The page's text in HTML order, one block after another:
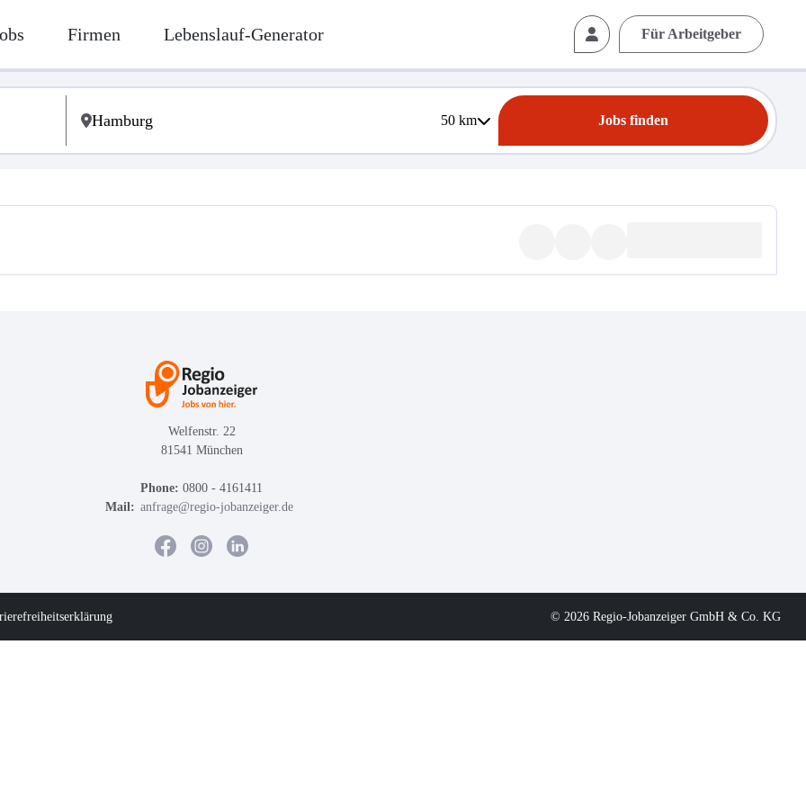
Firmen Lebenslauf-Generator Für Arbeitgeber
50km Jobs finden
Welfenstr. 22
81541 München
Phone: 0800 - 4161411
Mail: anfrage@regio-jobanzeiger.de
© 2026 Regio-Jobanzeiger GmbH & Co. KG